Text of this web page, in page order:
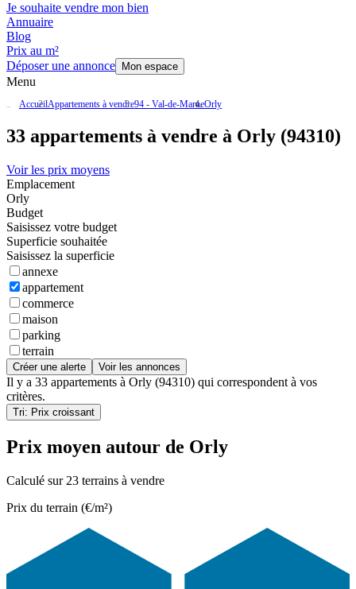
Je souhaite vendre mon bien
Annuaire
Blog
Prix au m²
Déposer une annonce
Mon espace
Menu
AccueilAppartements à vendre94 - Val-de-MarneOrly
33 appartements à vendre à Orly (94310)
Voir les prix moyens
Emplacement
Orly
Budget
Saisissez votre budget
Superficie souhaitée
Saisissez la superficie
annexe
appartement
commerce
maison
parking
terrain
Créer une alerte Voir les annonces
Il y a 33 appartements à Orly (94310) qui correspondent à vos
critères.
Tri: Prix croissant
Prix moyen autour de Orly
Calculé sur 23 terrains à vendre
Prix du terrain (€/m²)